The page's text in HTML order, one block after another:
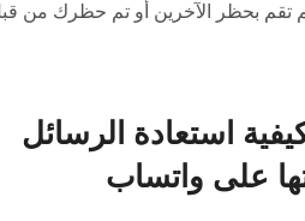
تقم بحظر الآخرين أو تم حظرك من
استعادة الرسائل
على واتساب